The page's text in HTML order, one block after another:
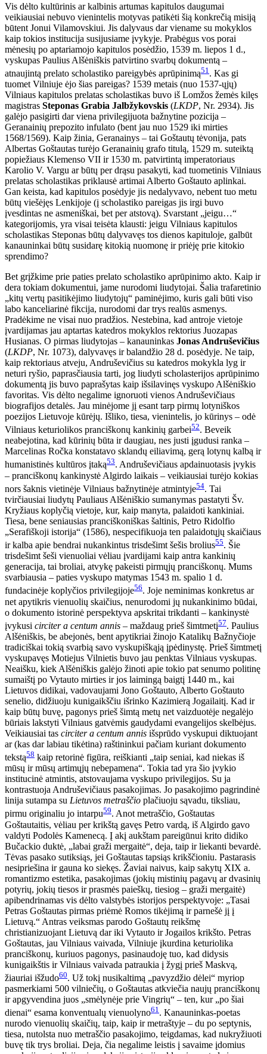
Vis dėlto kultūrinis ar kalbinis artumas kapitulos daugumai
veikiausiai nebuvo vienintelis motyvas patikėti šią konkrečią misiją
būtent Jonui Vilamovskiui. Jis dalyvaus dar viename su mokyklos
kaip tokios institucija susijusiame įvykyje. Prabėgus vos porai
mėnesių po aptariamojo kapitulos posėdžio, 1539 m. liepos 1 d.,
vyskupas Paulius Alšėniškis patvirtino svarbų dokumentą –
atnaujintą prelato scholastiko pareigybės aprūpinimą51 . Kas gi
tuomet Vilniuje ėjo šias pareigas? 1539 metais (nuo 1537-ųjų)
Vilniaus kapitulos prelatas scholastikas buvo iš Lomžos žemės kilęs
magistras Steponas Grabia Jalbžykovskis (LKDP, Nr. 2934). Jis
galėjo pasigirti dar viena privilegijuota bažnytine pozicija –
Geranainių prepozito infulato (bent jau nuo 1529 iki mirties
1568/1569). Kaip žinia, Geranainys – tai Goštautų tėvonija, pats
Albertas Goštautas turėjo Geranainių grafo titulą, 1529 m. suteiktą
popiežiaus Klemenso VII ir 1530 m. patvirtintą imperatoriaus
Karolio V. Vargu ar būtų per drąsu pasakyti, kad tuometinis Vilniaus
prelatas scholastikas priklausė artimai Alberto Goštauto aplinkai.
Gan keista, kad kapitulos posėdyje jis nedalyvavo, nebent tuo metu
būtų viešėjęs Lenkijoje (į scholastiko pareigas jis irgi buvo
įvesdintas ne asmeniškai, bet per atstovą). Svarstant „jeigu…“
kategorijomis, yra visai teisėta klausti: jeigu Vilniaus kapitulos
scholastikas Steponas būtų dalyvavęs tos dienos kapituloje, galbūt
kanauninkai būtų susidarę kitokią nuomonę ir priėję prie kitokio
sprendimo?
Bet grįžkime prie paties prelato scholastiko aprūpinimo akto. Kaip ir
dera tokiam dokumentui, jame nurodomi liudytojai. Šalia trafaretinio
„kitų vertų pasitikėjimo liudytojų“ paminėjimo, kuris gali būti viso
labo kanceliarinė fikcija, nurodomi dar trys realūs asmenys.
Pradėkime ne visai nuo pradžios. Nestebina, kad antroje vietoje
įvardijamas jau aptartas katedros mokyklos rektorius Juozapas
Husianas. O pirmas liudytojas – kanauninkas Jonas Andruševičius
(LKDP, Nr. 1073), dalyvavęs ir balandžio 28 d. posėdyje. Ne taip,
kaip rektoriaus atveju, Andruševičius su katedros mokykla lyg ir
neturi ryšio, paprasčiausia tarti, jog liudyti scholasterijos aprūpinimo
dokumentą jis buvo paprašytas kaip išsilavinęs vyskupo Alšėniškio
favoritas. Vis dėlto negalime ignoruoti vienos Andruševičiaus
biografijos detalės. Jau minėjome jį esant tarp pirmų lotyniškos
poezijos Lietuvoje kūrėjų. Išliko, tiesa, vienintelis, jo kūrinys – odė
Vilniaus keturiolikos pranciškonų kankinių garbei52. Beveik
neabejotina, kad kūrinių būta ir daugiau, nes justi įgudusi ranka –
Marcelinas Ročka konstatavo sklandų eiliavimą, gerą lotynų kalbą ir
humanistinės kultūros įtaką53. Andruševičiaus apdainuotasis įvykis
– pranciškonų kankinystė Algirdo laikais – veikiausiai turėjo kokias
nors šaknis vietinėje Vilniaus bažnytinėje atmintyje54. Tai
tvirčiausiai liudytų Pauliaus Alšėniškio sumanymas pastatyti Šv.
Kryžiaus koplyčią vietoje, kur, kaip manyta, palaidoti kankiniai.
Tiesa, bene seniausias pranciškoniškas šaltinis, Petro Ridolfio
„Serafiškoji istorija“ (1586), nespecifikuoja ten palaidotųjų skaičiaus
ir kalba apie bendrai nukankintus trisdešimt šešis brolius55. Šie
trisdešimt šeši vienuoliai vėliau įvardijami kaip antra kankinių
generacija, tai broliai, atvykę pakeisti pirmųjų pranciškonų. Mums
svarbiausia – paties vyskupo matymas 1543 m. spalio 1 d.
fundacinėje koplyčios privilegijoje56. Joje neminimas konkretus ar
net apytikris vienuolių skaičius, nenurodomi jų nukankinimo būdai,
o dokumento istorinė perspektyva apskritai trikdanti – kankinystė
įvykusi circiter a centum annis – maždaug prieš šimtmetį57. Paulius
Alšėniškis, be abejonės, bent apytikriai žinojo Katalikų Bažnyčioje
tradiciškai tokią svarbią savo vyskupiškąją įpėdinystę. Prieš šimtmetį
vyskupavęs Motiejus Vilnietis buvo jau penktas Vilniaus vyskupas.
Neaišku, kiek Alšėniškis galėjo žinoti apie tokio pat senumo politinę
sumaištį po Vytauto mirties ir jos laimingą baigtį 1440 m., kai
Lietuvos didikai, vadovaujami Jono Goštauto, Alberto Goštauto
senelio, didžiuoju kunigaikščiu išrinko Kazimierą Jogailaitį. Kad ir
kaip būtų buvę, pagonys prieš šimtą metų net vaizduotėje negalėjo
būriais lakstyti Vilniaus gatvėmis gaudydami evangelijos skelbėjus.
Veikiausiai tas circiter a centum annis išsprūdo vyskupui diktuojant
ar (kas dar labiau tikėtina) raštininkui pačiam kuriant dokumento
tekstą58 kaip retorinė figūra, reiškianti „taip seniai, kad niekas iš
mūsų ir mūsų artimųjų nebepamena“. Tokia tad yra šio įvykio
institucinė atmintis, atstovaujama vyskupo privilegijos. Su ja
kontrastuoja Andruševičiaus pasakojimas. Jo pasakojimo pagrindinė
linija sutampa su Lietuvos metraščio plačiuoju sąvadu, tiksliau,
pirmu originaliu jo intarpu59. Anot metraščio, Goštautas
Goštautaitis, vėliau per krikštą gavęs Petro vardą, iš Algirdo gavo
valdyti Podolės Kamenecą. Į akį aukštam pareigūnui krito didiko
Bučackio duktė, „labai graži mergaitė“, deja, taip ir liekanti bevardė.
Tėvas pasako sutiksiąs, jei Goštautas tapsiąs krikščioniu. Pastarasis
nesipriešina ir gauna ko siekęs. Žaviai naivus, kaip sakytų XIX a.
romantizmo estetika, pasakojimas (jokių mistinių pagavų ar dvasinių
potyrių, jokių tiesos ir prasmės paieškų, tiesiog – graži mergaitė)
apibendrinamas vis dėlto valstybės istorijos perspektyvoje: „Tasai
Petras Goštautas pirmas priėmė Romos tikėjimą ir parnešė jį į
Lietuvą.“ Antras veiksmas parodo Goštautų reikšmę
christianizuojant Lietuvą dar iki Vytauto ir Jogailos krikšto. Petras
Goštautas, jau Vilniaus vaivada, Vilniuje įkurdina keturiolika
pranciškonų, kuriuos pagonys, pasinaudoję tuo, kad didysis
kunigaikštis ir Vilniaus vaivada patraukia į žygį prieš Maskvą,
žiauriai išžudo60. Už tokį nusikaltimą „pavyzdžio dėlei“ myriop
pasmerkiami 500 vilniečių, o Goštautas atkviečia naujų pranciškonų
ir apgyvendina juos „smėlynėje prie Vingrių“ – ten, kur „po šiai
dienai“ esama konventualų vienuolyno61 . Kanauninkas-poetas
nurodo vienuolių skaičių, taip, kaip ir metraštyje – du po septynis,
tiesa, nutolsta nuo metraščio pasakojimo, teigdamas, kad nukryžiuoti
buvę tik trys broliai. Deja, čia negalime leistis į savaime įdomius